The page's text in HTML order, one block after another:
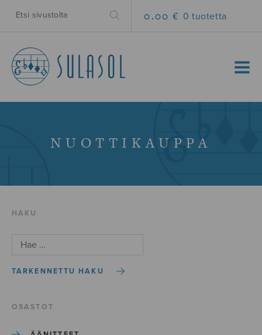
0.00 € 0 tuotetta
MENU
NUOTTIKAUPPA
HAKU
TARKENNETTU HAKU
OSASTOT